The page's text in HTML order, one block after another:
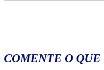
COMENTE O